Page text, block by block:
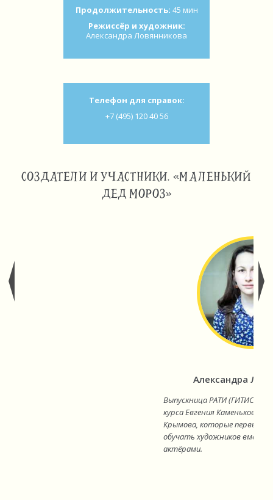
Продолжительность: 45 мин
Режиссёр и художник:
Александра Ловянникова
Телефон для справок:
+7 (495) 120 40 56
СОЗДАТЕЛИ И УЧАСТНИКИ. «МАЛЕНЬКИЙ
ДЕД МОРОЗ»
Александра
Выпускница РАТИ (ГИТИС),
курса Евгения
Крымова, которые первыми
обучать художников вместе
актёрами.